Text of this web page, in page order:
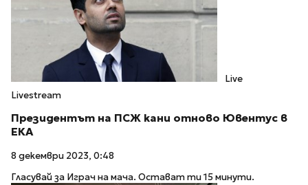
Live
Livestream
Президентът на ПСЖ кани отново Ювентус в
ЕКА
8 декември 2023, 0:48
Гласувай за Играч на мача. Остават ти 15 минути.